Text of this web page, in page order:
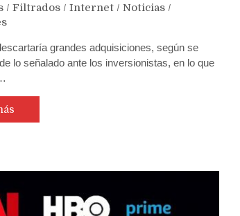
/ Filtrados / Internet / Noticias /
grandes adquisiciones, según se
lo señalado ante los inversionistas, en lo que